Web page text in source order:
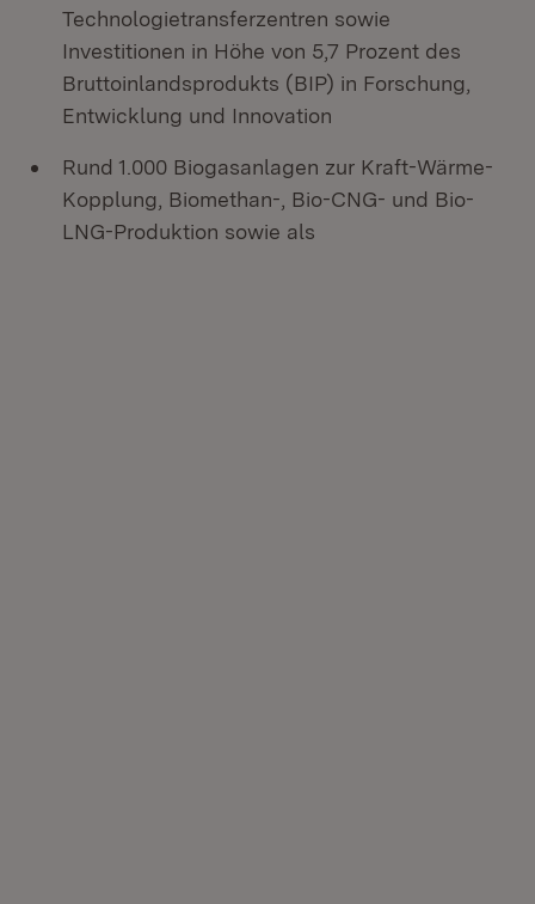
Technologietransferzentren sowie
Investitionen in Höhe von 5,7 Prozent des
Bruttoinlandsprodukts (BIP) in Forschung,
Entwicklung und Innovation
Rund 1.000 Biogasanlagen zur Kraft-Wärme-
Kopplung, Biomethan-, Bio-CNG- und Bio-
LNG-Produktion sowie als